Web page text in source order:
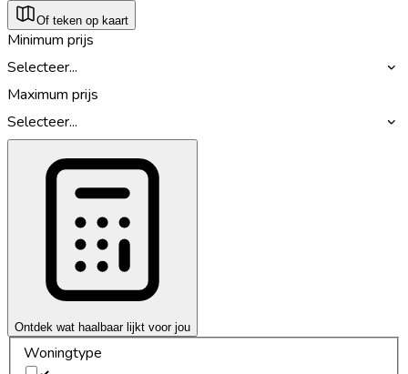
Of teken op kaart
Minimum prijs
Selecteer...
Maximum prijs
Selecteer...
Ontdek wat haalbaar lijkt voor jou
Woningtype